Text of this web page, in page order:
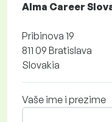
Alma Career
Pribinova 19
811 09 Bratislava
Slovakia
Vaše ime i prezime